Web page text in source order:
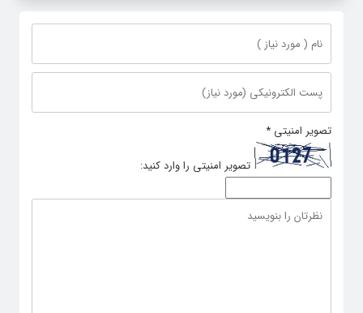
تصویر امنیتی *
تصویر امنیتی را وارد کنید: